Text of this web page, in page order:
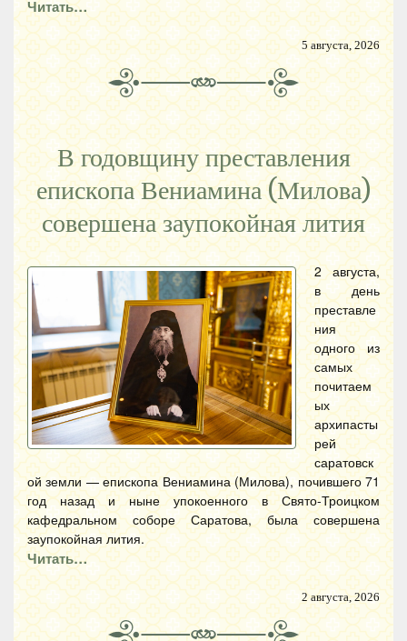
Читать…
5 августа, 2026
В годовщину преставления
епископа Вениамина (Милова)
совершена заупокойная лития
2 августа,
в день
преставле
ния
одного из
самых
почитаем
ых
архипасты
рей
саратовск
ой земли — епископа Вениамина (Милова), почившего 71
год назад и ныне упокоенного в Свято-Троицком
кафедральном соборе Саратова, была совершена
заупокойная лития.
Читать…
2 августа, 2026